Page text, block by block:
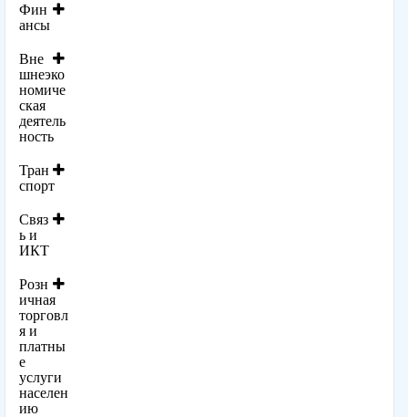
Фин
ансы
Вне
шнеэко
номиче
ская
деятель
ность
Тран
спорт
Связ
ь и
ИКТ
Розн
ичная
торговл
я и
платны
е
услуги
населен
ию